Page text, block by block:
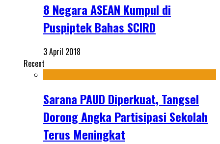
8 Negara ASEAN Kumpul di
Puspiptek Bahas SCIRD
3 April 2018
Recent
Sarana PAUD Diperkuat, Tangsel
Dorong Angka Partisipasi Sekolah
Terus Meningkat